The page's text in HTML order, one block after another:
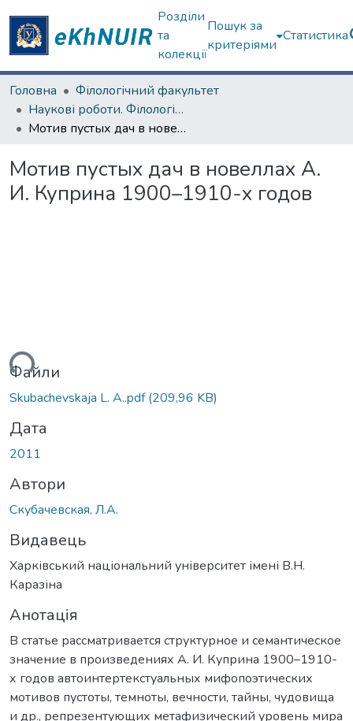
Розділи
та
колекції
Пошук за
критеріями
Статистика
Головна
Філологічний факультет
Наукові роботи. Філологічний факультет
Мотив пустых дач в новеллах А. И. Куприна 1900–1910-х годов
Мотив пустых дач в новеллах А.
И. Куприна 1900–1910-х годов
Файли
Skubachevskaja L. A..pdf(209,96 KB)
Дата
2011
Автори
Скубачевская, Л.А.
Видавець
Харківський національний університет імені В.Н.
Каразіна
Анотація
В статье рассматривается структурное и семантическое
значение в произведениях А. И. Куприна 1900–1910-
х годов автоинтертекстуальных мифопоэтических
мотивов пустоты, темноты, вечности, тайны, чудовища
и др., репрезентующих метафизический уровень мира